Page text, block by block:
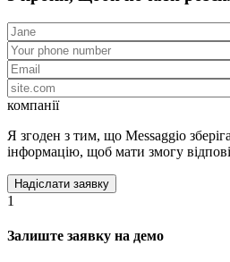
компанії
Я згоден з тим, що Messaggio
інформацію, щоб мати змогу
1
Залиште заявку на демо